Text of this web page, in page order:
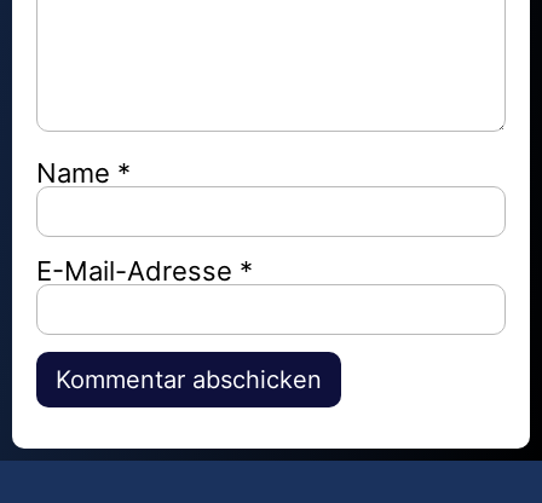
Name *
E-Mail-Adresse *
Alternative: